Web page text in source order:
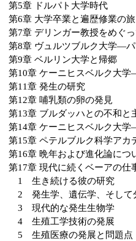
第5章 ドルパト大学時代
第6章 大学卒業と遍歴修業の旅
第7章 デリンガー教授をめぐ
第8章 ヴュルツブルク大学―
第9章 ベルリン大学と帰郷
第10章 ケーニヒスベルク大
第11章 発生の研究
第12章 哺乳類の卵の発見
第13章 ブルダッハとの不和と
第14章 ケーニヒスベルク大
第15章 ペテルブルク科学ア
第16章 晩年および進化論につ
第17章 現代に続くベーアの仕
1 生き続ける彼の研究
2 発生学、遺伝学、そして
3 現代的な発生生物学
4 生殖工学技術の発展
5 生殖医療の発展と問題点